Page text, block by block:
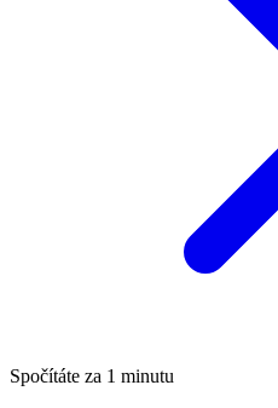
Spočítáte za 1 minutu